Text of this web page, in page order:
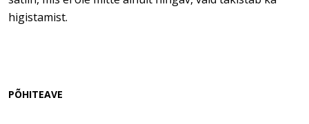
higistamist.
PÕHITEAVE